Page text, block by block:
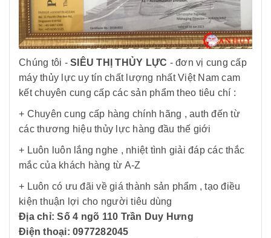
Chúng tôi - SIÊU THỊ THỦY LỰC - đơn vị cung cấp
máy thủy lực uy tín chất lượng nhất Việt Nam cam
kết chuyên cung cấp các sản phẩm theo tiêu chí :
+ Chuyên cung cấp hàng chính hãng , auth đến từ
các thương hiệu thủy lực hàng đầu thế giới
+ Luôn luôn lắng nghe , nhiệt tình giải đáp các thắc
mắc của khách hàng từ A-Z
+ Luôn có ưu đãi về giá thành sản phẩm , tạo điều
kiện thuận lợi cho người tiêu dùng
Địa chỉ: Số 4 ngõ 110 Trần Duy Hưng
Điện thoại: 0977282045